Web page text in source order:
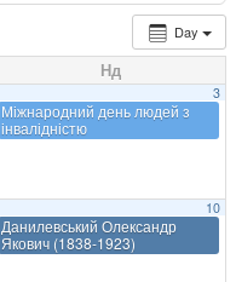
Day
Нд
3
Міжнародний день людей з
інвалідністю
10
Данилевський Олександр
Якович (1838-1923)